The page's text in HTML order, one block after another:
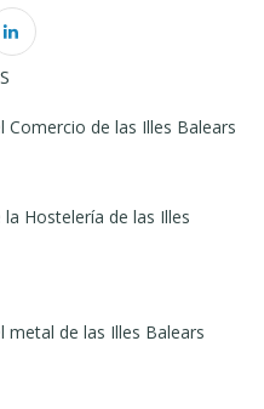
de las Illes Balears
Hostelería de las Illes
de las Illes Balears